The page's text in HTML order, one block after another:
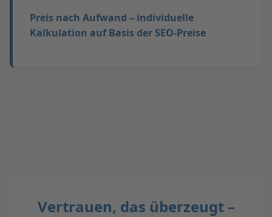
Preis nach Aufwand – individuelle
Kalkulation auf Basis der SEO-Preise
Vertrauen, das überzeugt –